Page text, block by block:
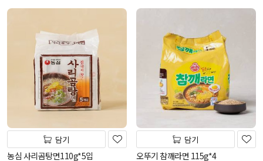
담기
농심 사리곰탕면110g*5입
담기
오뚜기 참깨라면 115g*4